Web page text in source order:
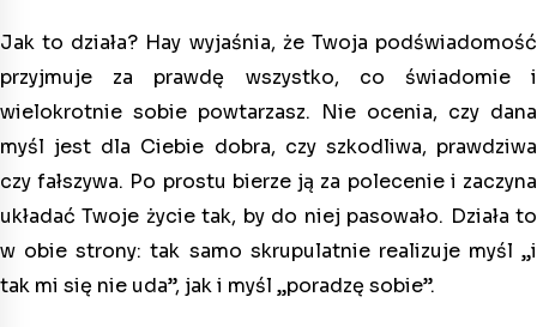
Jak to działa? Hay wyjaśnia, że Twoja podświadomość
przyjmuje za prawdę wszystko, co świadomie i
wielokrotnie sobie powtarzasz. Nie ocenia, czy dana
myśl jest dla Ciebie dobra, czy szkodliwa, prawdziwa
czy fałszywa. Po prostu bierze ją za polecenie i zaczyna
układać Twoje życie tak, by do niej pasowało. Działa to
w obie strony: tak samo skrupulatnie realizuje myśl „i
tak mi się nie uda”, jak i myśl „poradzę sobie”.